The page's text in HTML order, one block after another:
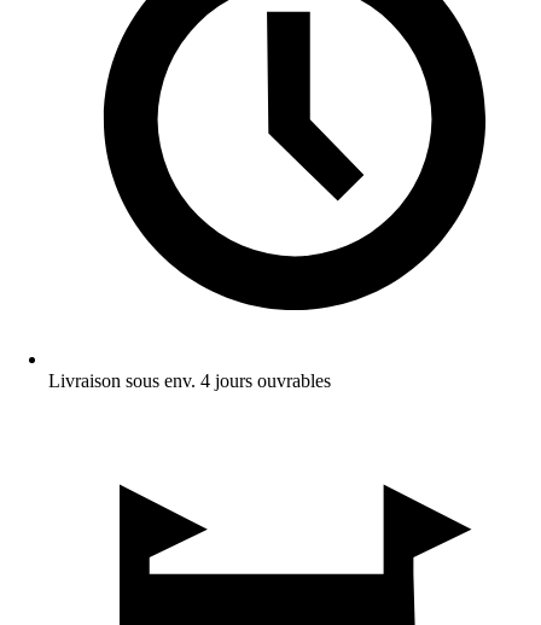
Livraison sous env. 4 jours ouvrables